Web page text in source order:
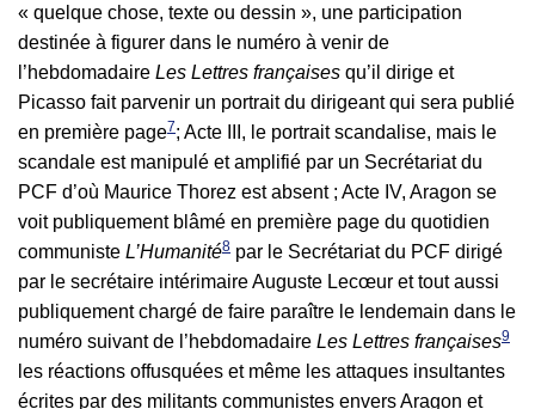
« quelque chose, texte ou dessin », une participation
destinée à figurer dans le numéro à venir de
l’hebdomadaire Les Lettres françaises qu’il dirige et
Picasso fait parvenir un portrait du dirigeant qui sera publié
en première page7; Acte III, le portrait scandalise, mais le
scandale est manipulé et amplifié par un Secrétariat du
PCF d’où Maurice Thorez est absent ; Acte IV, Aragon se
voit publiquement blâmé en première page du quotidien
communiste L’Humanité8 par le Secrétariat du PCF dirigé
par le secrétaire intérimaire Auguste Lecœur et tout aussi
publiquement chargé de faire paraître le lendemain dans le
numéro suivant de l’hebdomadaire Les Lettres françaises9
les réactions offusquées et même les attaques insultantes
écrites par des militants communistes envers Aragon et